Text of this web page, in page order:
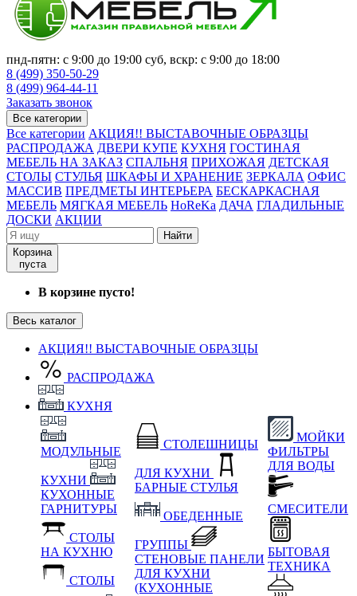
пнд-пятн: с 9:00 до 19:00 суб, вскр: с 9:00 до 18:00
8 (499) 350-50-29
8 (499) 964-44-11
Заказать звонок
Все категории
Все категории АКЦИЯ!! ВЫСТАВОЧНЫЕ ОБРАЗЦЫ
РАСПРОДАЖА ДВЕРИ КУПЕ КУХНЯ ГОСТИНАЯ
МЕБЕЛЬ НА ЗАКАЗ СПАЛЬНЯ ПРИХОЖАЯ ДЕТСКАЯ
СТОЛЫ СТУЛЬЯ ШКАФЫ И ХРАНЕНИЕ ЗЕРКАЛА ОФИС
МАССИВ ПРЕДМЕТЫ ИНТЕРЬЕРА БЕСКАРКАСНАЯ
МЕБЕЛЬ МЯГКАЯ МЕБЕЛЬ HoReKa ДАЧА ГЛАДИЛЬНЫЕ
ДОСКИ АКЦИИ
Найти
Корзина
пуста
В корзине пусто!
Весь каталог
АКЦИЯ!! ВЫСТАВОЧНЫЕ ОБРАЗЦЫ
РАСПРОДАЖА
КУХНЯ
МОДУЛЬНЫЕ
КУХНИ
КУХОННЫЕ
ГАРНИТУРЫ
СТОЛЫ
НА КУХНЮ
СТОЛЫ
СТОЛЕШНИЦЫ
ДЛЯ КУХНИ
БАРНЫЕ СТУЛЬЯ
ОБЕДЕННЫЕ
ГРУППЫ
СТЕНОВЫЕ ПАНЕЛИ
ДЛЯ КУХНИ
(КУХОННЫЕ
МОЙКИ
ФИЛЬТРЫ
ДЛЯ ВОДЫ
СМЕСИТЕЛИ
БЫТОВАЯ
ТЕХНИКА